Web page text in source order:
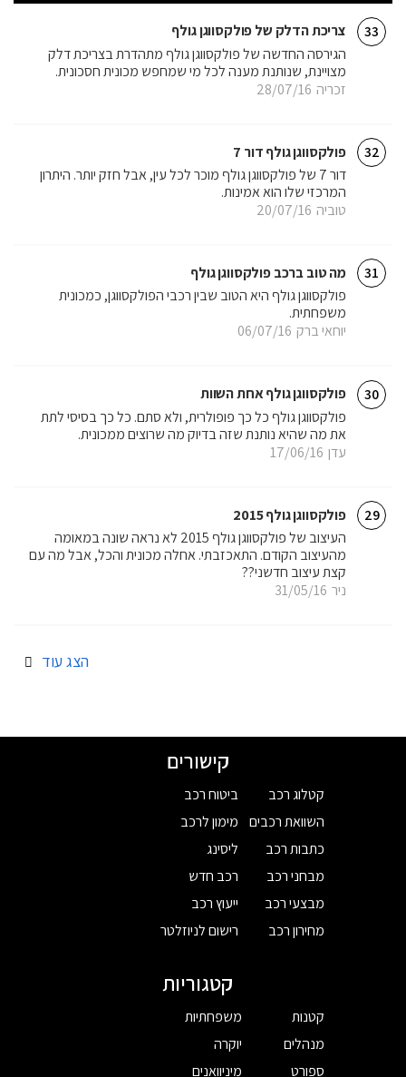
33 צריכת הדלק של פולקסווגן גולף
זכריה 28/07/16
הגירסה החדשה של פולקסווגן גולף מתהדרת בצריכת דלק
מצויינת, שנותנת מענה לכל מי שמחפש מכונית חסכונית.
32 פולקסווגן גולף דור 7
טוביה 20/07/16
דור 7 של פולקסווגן גולף מוכר לכל עין, אבל חזק יותר. היתרון
המרכזי שלו הוא אמינות.
31 מה טוב ברכב פולקסווגן גולף
יוחאי ברק 06/07/16
פולקסווגן גולף היא הטוב שבין רכבי הפולקסווגן, כמכונית
משפחתית.
30 פולקסווגן גולף אחת השוות
עדן 17/06/16
פולקסווגן גולף כל כך פופולרית, ולא סתם. כל כך בסיסי לתת
את מה שהיא נותנת שזה בדיוק מה שרוצים ממכונית.
29 פולקסווגן גולף 2015
ניר 31/05/16
העיצוב של פולקסווגן גולף 2015 לא נראה שונה במאומה
מהעיצוב הקודם. התאכזבתי. אחלה מכונית והכל, אבל מה עם
קצת עיצוב חדשני??
הצג עוד
קישורים
קטלוג רכב
השוואת רכבים
כתבות רכב
מבחני רכב
מבצעי רכב
מחירון רכב
ביטוח רכב
מימון לרכב
ליסינג
רכב חדש
ייעוץ רכב
רישום לניוזלטר
קטגוריות
קטנות
מנהלים
ספורט
משפחתיות
יוקרה
מיניוואנים